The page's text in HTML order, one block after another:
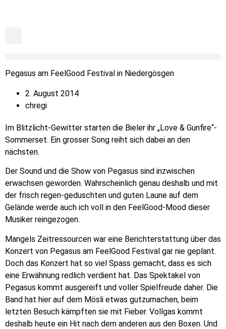
Pegasus am FeelGood Festival in Niedergösgen
2. August 2014
chregi
Im Blitzlicht-Gewitter starten die Bieler ihr „Love & Gunfire“-
Sommerset. Ein grosser Song reiht sich dabei an den
nächsten.
Der Sound und die Show von Pegasus sind inzwischen
erwachsen geworden. Wahrscheinlich genau deshalb und mit
der frisch regen-geduschten und guten Laune auf dem
Gelände werde auch ich voll in den FeelGood-Mood dieser
Musiker reingezogen.
Mangels Zeitressourcen war eine Berichterstattung über das
Konzert von Pegasus am FeelGood Festival gar nie geplant.
Doch das Konzert hat so viel Spass gemacht, dass es sich
eine Erwähnung redlich verdient hat. Das Spektakel von
Pegasus kommt ausgereift und voller Spielfreude daher. Die
Band hat hier auf dem Mösli etwas gutzumachen, beim
letzten Besuch kämpften sie mit Fieber. Vollgas kommt
deshalb heute ein Hit nach dem anderen aus den Boxen. Und